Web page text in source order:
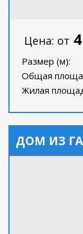
Цена: от
Размер (м):
Общая
Жилая
ДОМ ИЗ